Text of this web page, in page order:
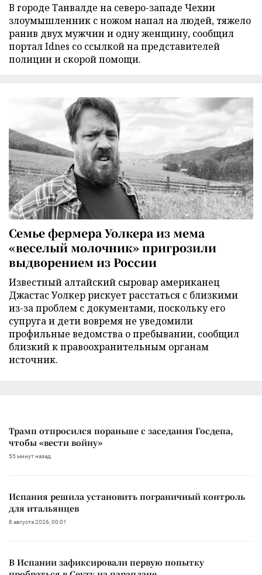
В городе Танвалде на северо-западе Чехии
злоумышленник с ножом напал на людей, тяжело
ранив двух мужчин и одну женщину, сообщил
портал Idnes со ссылкой на представителей
полиции и скорой помощи.
Семье фермера Уолкера из мема
«веселый молочник» пригрозили
выдворением из России
Известный алтайский сыровар американец
Джастас Уолкер рискует расстаться с близкими
из-за проблем с документами, поскольку его
супруга и дети вовремя не уведомили
профильные ведомства о пребывании, сообщил
близкий к правоохранительным органам
источник.
Трамп отпросился пораньше с заседания Госдепа,
чтобы «вести войну»
55 минут назад
Испания решила установить пограничный контроль
для итальянцев
8 августа 2026, 00:01
В Испании зафиксировали первую попытку